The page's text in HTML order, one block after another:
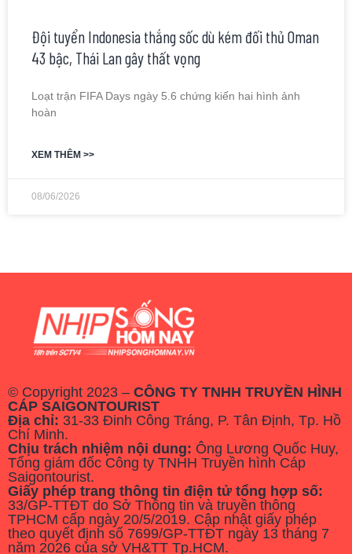
Đội tuyển Indonesia thắng sốc dù kém đối thủ Oman
43 bậc, Thái Lan gây thất vọng
Loạt trận FIFA Days ngày 5.6 chứng kiến hai hình ảnh
hoàn
XEM THÊM >>
08/06/2026
© Copyright 2023 – CÔNG TY TNHH TRUYỀN HÌNH
CÁP SAIGONTOURIST
Địa chỉ: 31-33 Đinh Công Tráng, P. Tân Định, Tp. Hồ
Chí Minh.
Chịu trách nhiệm nội dung: Ông Lương Quốc Huy,
Tổng giám đốc Công ty TNHH Truyền hình Cáp
Saigontourist.
Giấy phép trang thông tin điện tử tổng hợp số:
33/GP-TTĐT do Sở Thông tin và truyền thông
TPHCM cấp ngày 20/5/2019. Cập nhật giấy phép
theo quyết định số 7699/GP-TTĐT ngày 13 tháng 7
năm 2026 của sở VH&TT Tp.HCM.